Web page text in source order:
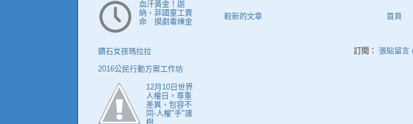
較新的文章 首頁
訂閱： 張貼留言
血汗黃金！迦
納、菲國童工賣
命 摸劇毒煉金
鑽石女孩瑪拉拉
2016公民行動方案工作坊
12月10日世界
人權日，尊重
差異、包容不
同-人權"手"護
樹